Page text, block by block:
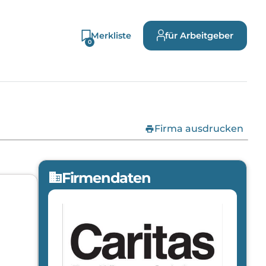
0
Merkliste für Arbeitgeber
printFirma ausdrucken
domainFirmendaten